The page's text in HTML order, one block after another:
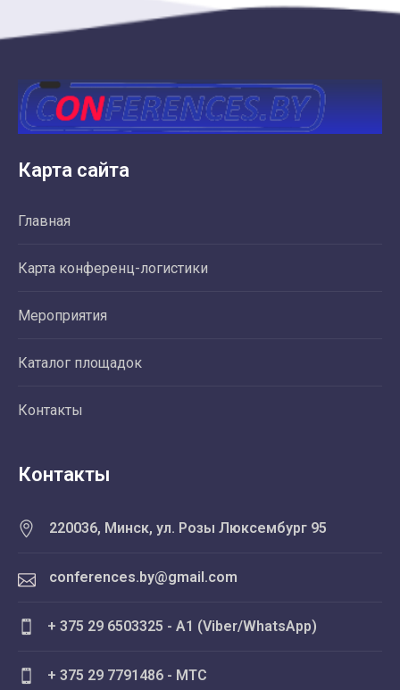
Карта сайта
Главная
Карта конференц-логистики
Мероприятия
Каталог площадок
Контакты
Контакты
220036, Минск, ул. Розы Люксембург 95
conferences.by@gmail.com
+ 375 29 6503325 - A1 (Viber/WhatsApp)
+ 375 29 7791486 - MTC